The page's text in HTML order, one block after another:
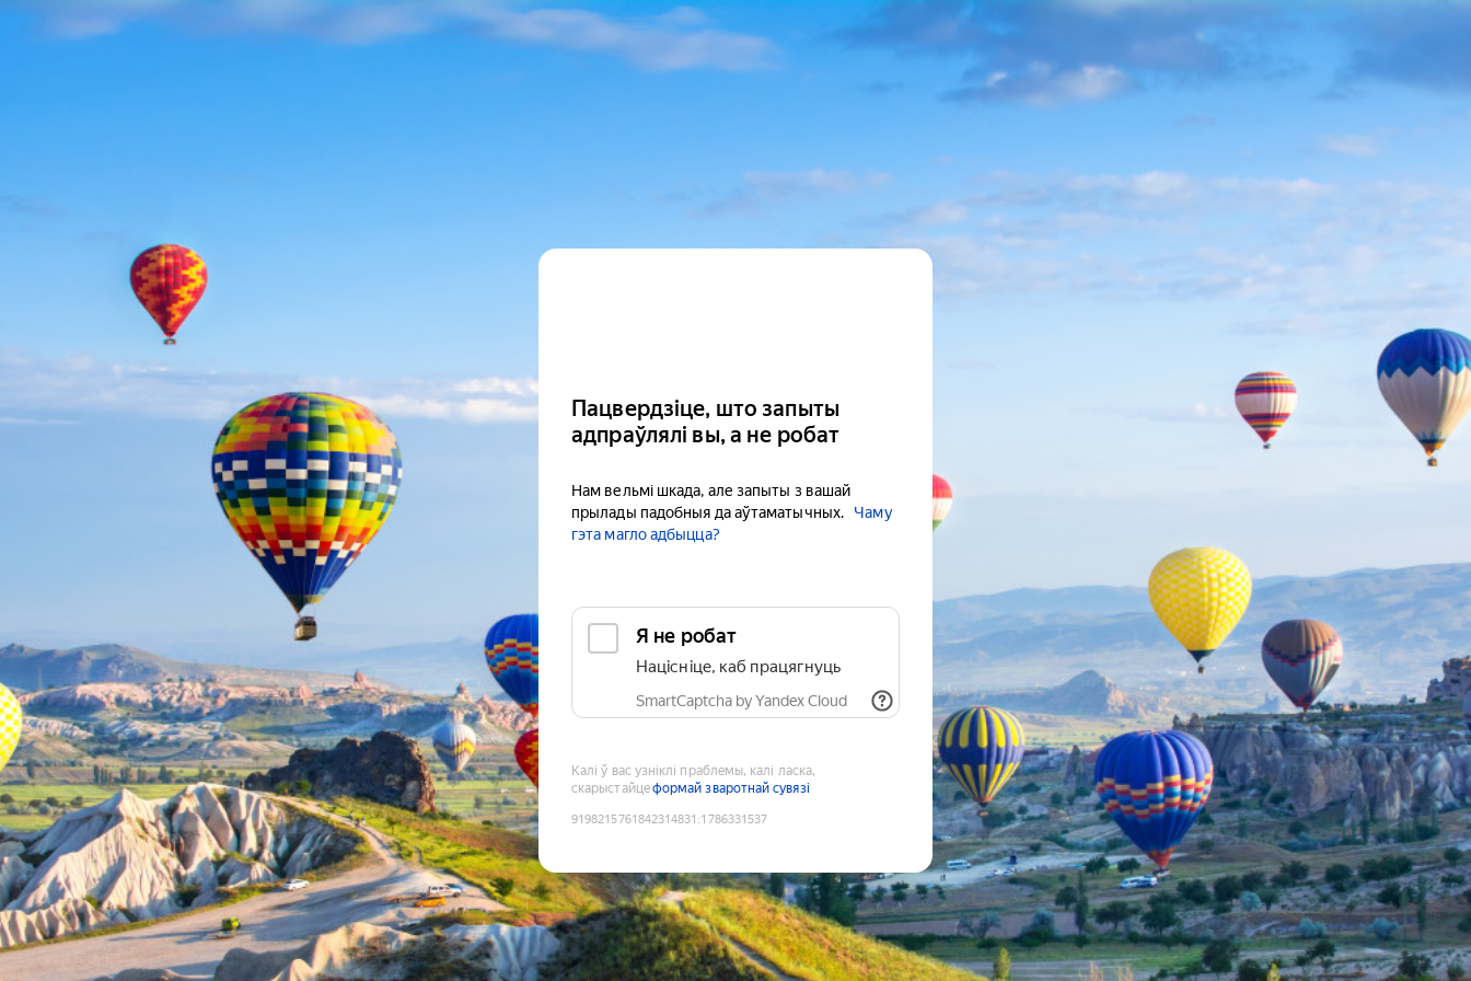
Пацвердзіце, што запыты
адпраўлялі вы, а не робат
Нам вельмі шкада, але запыты з вашай
прылады падобныя да аўтаматычных.
Чаму
гэта магло адбыцца?
Я не робат
Націсніце, каб працягнуць
SmartCaptcha by Yandex Cloud
Калі ў вас узніклі праблемы, калі ласка,
скарыстайцеформай зваротнай сувязі
9198215761842314831 :1786331537